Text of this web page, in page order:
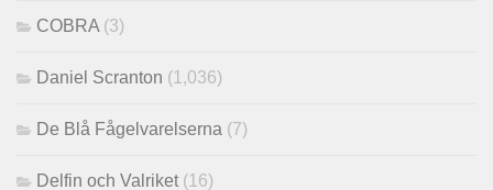
COBRA (3)
Daniel Scranton (1,036)
De Blå Fågelvarelserna (7)
Delfin och Valriket (16)